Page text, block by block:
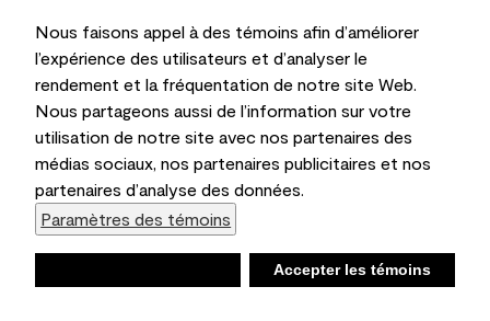
Nous faisons appel à des témoins afin d’améliorer
l’expérience des utilisateurs et d’analyser le
rendement et la fréquentation de notre site Web.
Nous partageons aussi de l’information sur votre
utilisation de notre site avec nos partenaires des
médias sociaux, nos partenaires publicitaires et nos
partenaires d’analyse des données.
Paramètres des témoins
Accepter les témoins
l’expertise locale.
Les couleurs représentées à l’écran et sur les
documents imprimés peuvent différer des couleurs
en contenant.